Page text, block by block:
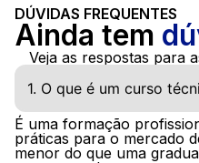
DÚVIDAS FREQUENTES
Ainda tem
Veja as respostas para
1. O que é um curso
É uma formação
práticas para o mercado
menor do que uma